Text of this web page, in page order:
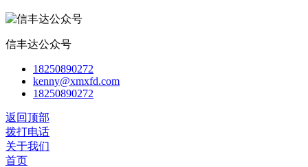
信丰达公众号
18250890272
kenny@xmxfd.com
18250890272
返回顶部
拨打电话
关于我们
首页